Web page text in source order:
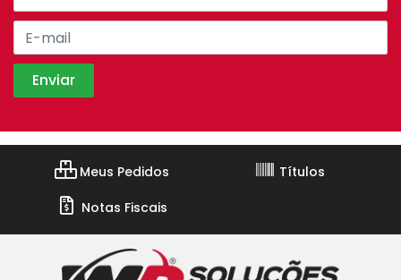
Meus Pedidos
Títulos
Notas Fiscais